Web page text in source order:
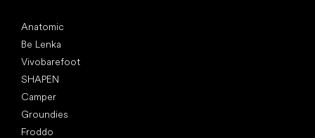
Anatomic
Be Lenka
Vivobarefoot
SHAPEN
Camper
Groundies
Froddo